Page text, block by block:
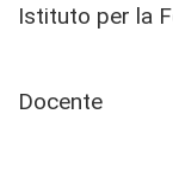
Istituto per la
Docente